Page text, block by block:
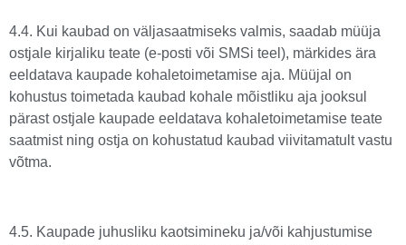
4.4. Kui kaubad on väljasaatmiseks valmis, saadab müüja
ostjale kirjaliku teate (e-posti või SMSi teel), märkides ära
eeldatava kaupade kohaletoimetamise aja. Müüjal on
kohustus toimetada kaubad kohale mõistliku aja jooksul
pärast ostjale kaupade eeldatava kohaletoimetamise teate
saatmist ning ostja on kohustatud kaubad viivitamatult vastu
võtma.
4.5. Kaupade juhusliku kaotsimineku ja/või kahjustumise